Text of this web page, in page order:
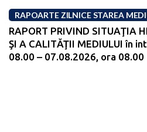
RAPOARTE ZILNICE STAREA
RAPORT PRIVIND SITUAŢIA
ŞI A CALITĂŢII MEDIULUI în
08.00 – 07.08.2026, ora 08.00